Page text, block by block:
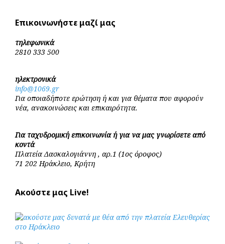
Επικοινωνήστε μαζί μας
τηλεφωνικά
2810 333 500
ηλεκτρονικά
info@1069.gr
Για οποιαδήποτε ερώτηση ή και για θέματα που αφορούν
νέα, ανακοινώσεις και επικαιρότητα.
Για ταχυδρομική επικοινωνία ή για να μας γνωρίσετε από
κοντά
Πλατεία Δασκαλογιάννη , αρ.1 (1ος όροφος)
71 202 Ηράκλειο, Κρήτη
Ακούστε μας Live!